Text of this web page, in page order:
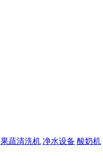
果蔬清洗机 净水设备 酸奶机